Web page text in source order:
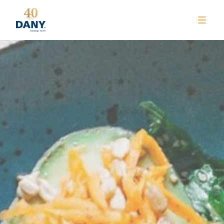
CLUB
TRAINING
KURSE
WELLNESS